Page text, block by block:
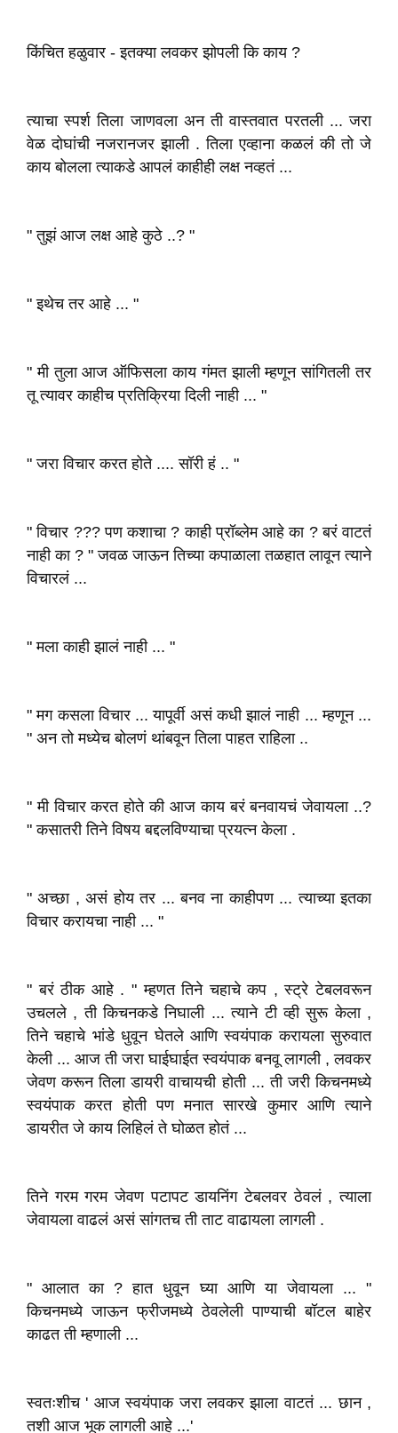
किंचित हळुवार - इतक्या लवकर झोपली कि काय ?
त्याचा स्पर्श तिला जाणवला अन ती वास्तवात परतली ... जरा
वेळ दोघांची नजरानजर झाली . तिला एव्हाना कळलं की तो जे
काय बोलला त्याकडे आपलं काहीही लक्ष नव्हतं ...
" तुझं आज लक्ष आहे कुठे ..? "
" इथेच तर आहे ... "
" मी तुला आज ऑफिसला काय गंमत झाली म्हणून सांगितली तर
तू त्यावर काहीच प्रतिक्रिया दिली नाही ... "
" जरा विचार करत होते .... सॉरी हं .. "
" विचार ??? पण कशाचा ? काही प्रॉब्लेम आहे का ? बरं वाटतं
नाही का ? " जवळ जाऊन तिच्या कपाळाला तळहात लावून त्याने
विचारलं ...
" मला काही झालं नाही ... "
" मग कसला विचार ... यापूर्वी असं कधी झालं नाही ... म्हणून ...
" अन तो मध्येच बोलणं थांबवून तिला पाहत राहिला ..
" मी विचार करत होते की आज काय बरं बनवायचं जेवायला ..?
" कसातरी तिने विषय बद्दलविण्याचा प्रयत्न केला .
" अच्छा , असं होय तर ... बनव ना काहीपण ... त्याच्या इतका
विचार करायचा नाही ... "
" बरं ठीक आहे . " म्हणत तिने चहाचे कप , स्ट्रे टेबलवरून
उचलले , ती किचनकडे निघाली ... त्याने टी व्ही सुरू केला ,
तिने चहाचे भांडे धुवून घेतले आणि स्वयंपाक करायला सुरुवात
केली ... आज ती जरा घाईघाईत स्वयंपाक बनवू लागली , लवकर
जेवण करून तिला डायरी वाचायची होती ... ती जरी किचनमध्ये
स्वयंपाक करत होती पण मनात सारखे कुमार आणि त्याने
डायरीत जे काय लिहिलं ते घोळत होतं ...
तिने गरम गरम जेवण पटापट डायनिंग टेबलवर ठेवलं , त्याला
जेवायला वाढलं असं सांगतच ती ताट वाढायला लागली .
" आलात का ? हात धुवून घ्या आणि या जेवायला ... "
किचनमध्ये जाऊन फ्रीजमध्ये ठेवलेली पाण्याची बॉटल बाहेर
काढत ती म्हणाली ...
स्वतःशीच ' आज स्वयंपाक जरा लवकर झाला वाटतं ... छान ,
तशी आज भूक लागली आहे ...'